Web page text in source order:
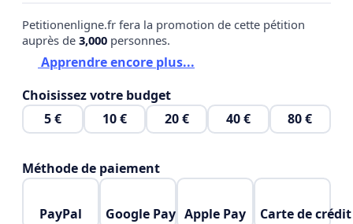
Petitionenligne.fr fera la promotion de cette pétition
auprès de 3,000 personnes.
Apprendre encore plus...
Choisissez votre budget
5 €
10 € 20 € 40 € 80 €
Méthode de paiement
PayPal Google Pay Apple Pay Carte de crédit